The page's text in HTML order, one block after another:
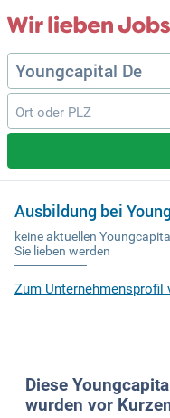
Ausbildung bei
keine aktuellen
Sie lieben werden
Zum Unternehmensprofil
Diese
wurden vor